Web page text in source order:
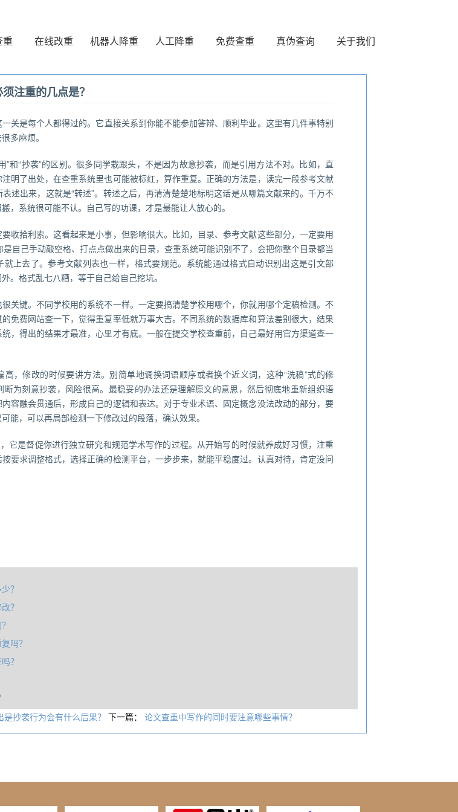
重 在线改重 机器人降重 人工降重 免费查重 真伪查询 关于我们
注重的几点是？
一关是每个人都得过的。它直接关系到你能不能参加答辩、顺利毕业。这里有几件事特别
多麻烦。
”和“抄袭”的区别。很多同学栽跟头，不是因为故意抄袭，而是引用方法不对。比如，直
明了出处，在查重系统里也可能被标红，算作重复。正确的方法是，读完一段参考文献
述出来，这就是“转述”。转述之后，再清清楚楚地标明这话是从哪篇文献来的。千万不
，系统很可能不认。自己写的功课，才是最能让人放心的。
收拾利索。这看起来是小事，但影响很大。比如，目录、参考文献这些部分，一定要用
自己手动敲空格、打点点做出来的目录，查重系统可能识别不了，会把你整个目录都当
就上去了。参考文献列表也一样，格式要规范。系统能通过格式自动识别出这是引文部
。格式乱七八糟，等于自己给自己挖坑。
关键。不同学校用的系统不一样。一定要搞清楚学校用哪个，你就用哪个定稿检测。不
免费网站查一下，觉得重复率低就万事大吉。不同系统的数据库和算法差别很大，结果
，得出的结果才最准，心里才有底。一般在提交学校查重前，自己最好用官方渠道查一
，修改的时候要讲方法。别简单地调换词语顺序或者换个近义词，这种“洗稿”式的修
断为刻意抄袭，风险很高。最稳妥的办法还是理解原文的意思，然后彻底地重新组织语
容融会贯通后，形成自己的逻辑和表达。对于专业术语、固定概念没法改动的部分，要
能，可以再局部检测一下修改过的段落，确认效果。
它是督促你进行独立研究和规范学术写作的过程。从开始写的时候就养成好习惯，注重
要求调整格式，选择正确的检测平台，一步步来，就能平稳度过。认真对待，肯定没问
？
？
吗？
？
抄袭行为会有什么后果？ 下一篇： 论文查重中写作的同时要注意哪些事情？